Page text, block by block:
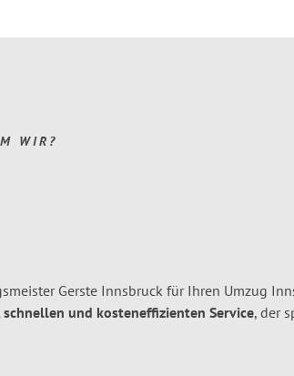
WIR?
Gerste Innsbruck für Ihren Umzug
und kosteneffizienten Service, der